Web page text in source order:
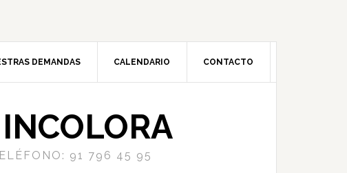
DEMANDAS CALENDARIO CONTACTO
91 796 45 95